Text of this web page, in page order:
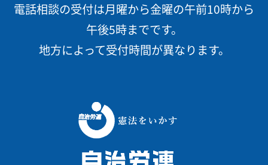
電話相談の受付は月曜から金曜の午前10時から
午後5時までです。
地方によって受付時間が異なります。